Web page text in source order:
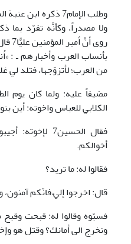
ولا مصدراً، وكأنَّه تفرّد بما
روى
بأنساب العرب وأخبارهم ـ :
من العرب؛ لأتزوّجها، فتلد لي
مضيفاً عليه: ولما كان
الكلابي للعباس واخوته: أين
فقال الحسين7
أخوالكم.
فقالوا له: ما تريد؟
قال: اخرجوا إليَّ فانّكم
فسبّوه وقالوا له: قبحت وقبح
ونخرج الى أمانك؟ وقتل هو